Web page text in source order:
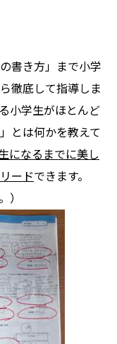
書き方」まで小学
徹底して指導しま
小学生がほとんど
とは何かを教えて
になるまでに美し
ードできます。
）